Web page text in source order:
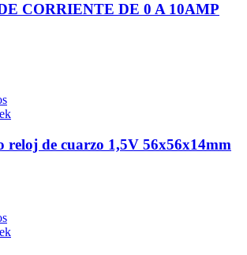
CORRIENTE DE 0 A 10AMP
reloj de cuarzo 1,5V 56x56x14mm